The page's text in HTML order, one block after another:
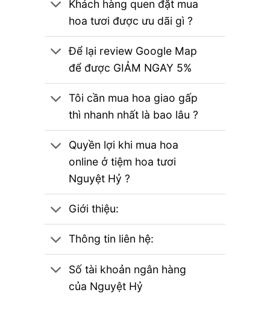
Khách hàng quen đặt mua
hoa tươi được ưu dãi gì ?
Để lại review Google Map
để được GIẢM NGAY 5%
Tôi cần mua hoa giao gấp
thì nhanh nhất là bao lâu ?
Quyền lợi khi mua hoa
online ở tiệm hoa tươi
Nguyệt Hỷ ?
Giới thiệu:
Thông tin liên hệ:
Số tài khoản ngân hàng
của Nguyệt Hỷ